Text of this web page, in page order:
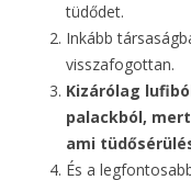
tüdődet.
Inkább
visszafogottan.
Kizárólag
palackból,
ami
És a